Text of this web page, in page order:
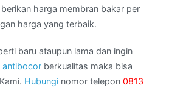
harga membran bakar per
harga yang terbaik.
baru ataupun lama dan ingin
antibocor berkualitas maka bisa
Hubungi nomor telepon 0813